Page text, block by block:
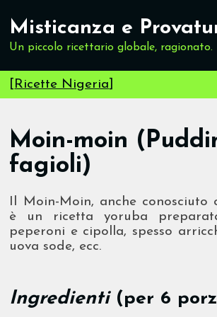
Misticanza e
Un piccolo ricettario globale, ragionato.
[Ricette Nigeria]
Moin-moin
fagioli)
Il Moin-Moin, anche conosciuto
è un ricetta yoruba
peperoni e cipolla, spesso
uova sode, ecc.
Ingredienti(per 6